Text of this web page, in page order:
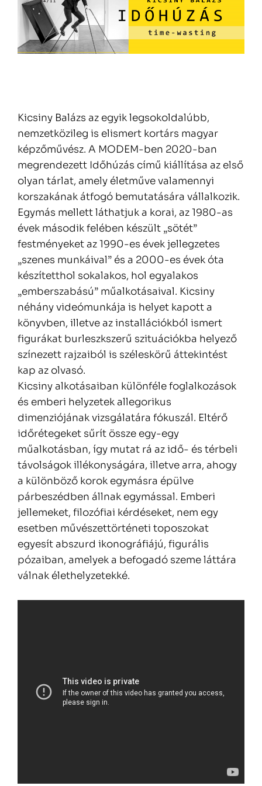
Kicsiny Balázs az egyik legsokoldalúbb,
nemzetközileg is elismert kortárs magyar
képzőművész. A MODEM-ben 2020-ban
megrendezett Időhúzás című kiállítása az első
olyan tárlat, amely életműve valamennyi
korszakának átfogó bemutatására vállalkozik.
Egymás mellett láthatjuk a korai, az 1980-as
évek második felében készült „sötét”
festményeket az 1990-es évek jellegzetes
„szenes munkáival” és a 2000-es évek óta
készítetthol sokalakos, hol egyalakos
„emberszabású” műalkotásaival. Kicsiny
néhány videómunkája is helyet kapott a
könyvben, illetve az installációkból ismert
figurákat burleszkszerű szituációkba helyező
színezett rajzaiból is széleskörű áttekintést
kap az olvasó.
Kicsiny alkotásaiban különféle foglalkozások
és emberi helyzetek allegorikus
dimenziójának vizsgálatára fókuszál. Eltérő
időrétegeket sűrít össze egy-egy
műalkotásban, így mutat rá az idő- és térbeli
távolságok illékonyságára, illetve arra, ahogy
a különböző korok egymásra épülve
párbeszédben állnak egymással. Emberi
jellemeket, filozófiai kérdéseket, nem egy
esetben művészettörténeti toposzokat
egyesít abszurd ikonográfiájú, figurális
pózaiban, amelyek a befogadó szeme láttára
válnak élethelyzetekké.